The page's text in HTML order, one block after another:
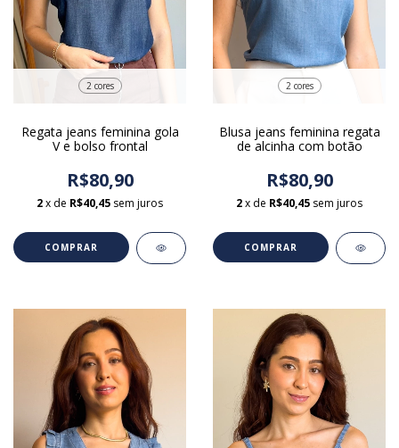
2 cores
Regata jeans feminina gola
V e bolso frontal
R$80,90
2x de R$40,45 sem juros
COMPRAR
2 cores
Blusa jeans feminina regata
de alcinha com botão
R$80,90
2x de R$40,45 sem juros
COMPRAR